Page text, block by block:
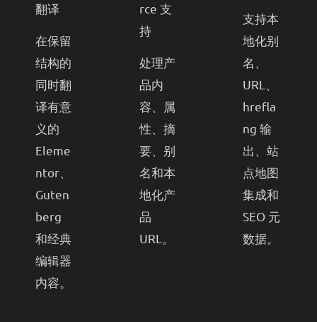
翻译
在保留
结构的
同时翻
译有意
义的
Eleme
ntor、
Guten
berg
和经典
编辑器
内容。
rce 支
持
处理产
品内
容、属
性、摘
要、别
名和本
地化产
品
URL。
支持本
地化别
名、
URL、
hrefla
ng 输
出、站
点地图
集成和
SEO 元
数据。